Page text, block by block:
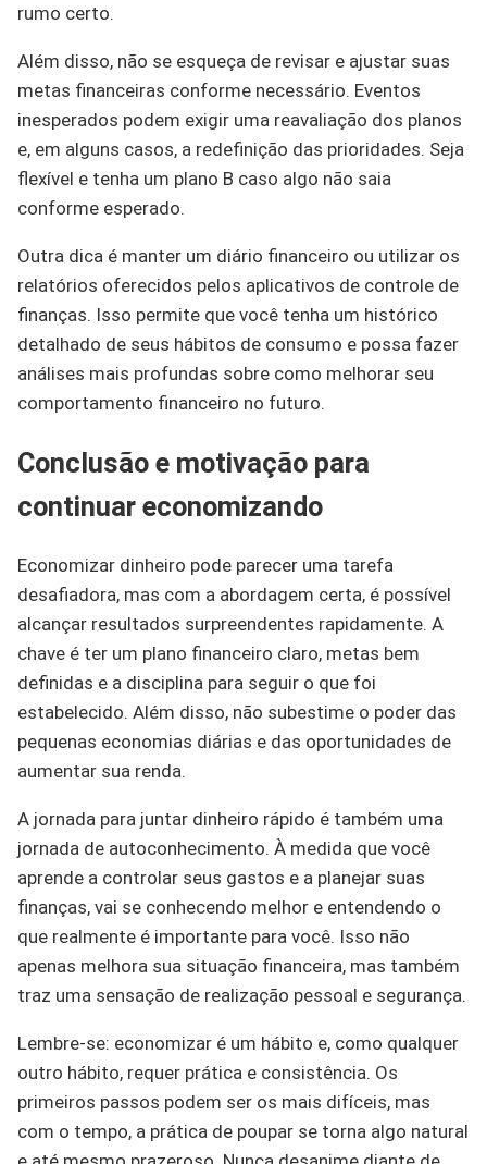
rumo certo.
Além disso, não se esqueça de revisar e ajustar suas
metas financeiras conforme necessário. Eventos
inesperados podem exigir uma reavaliação dos planos
e, em alguns casos, a redefinição das prioridades. Seja
flexível e tenha um plano B caso algo não saia
conforme esperado.
Outra dica é manter um diário financeiro ou utilizar os
relatórios oferecidos pelos aplicativos de controle de
finanças. Isso permite que você tenha um histórico
detalhado de seus hábitos de consumo e possa fazer
análises mais profundas sobre como melhorar seu
comportamento financeiro no futuro.
Conclusão e motivação para
continuar economizando
Economizar dinheiro pode parecer uma tarefa
desafiadora, mas com a abordagem certa, é possível
alcançar resultados surpreendentes rapidamente. A
chave é ter um plano financeiro claro, metas bem
definidas e a disciplina para seguir o que foi
estabelecido. Além disso, não subestime o poder das
pequenas economias diárias e das oportunidades de
aumentar sua renda.
A jornada para juntar dinheiro rápido é também uma
jornada de autoconhecimento. À medida que você
aprende a controlar seus gastos e a planejar suas
finanças, vai se conhecendo melhor e entendendo o
que realmente é importante para você. Isso não
apenas melhora sua situação financeira, mas também
traz uma sensação de realização pessoal e segurança.
Lembre-se: economizar é um hábito e, como qualquer
outro hábito, requer prática e consistência. Os
primeiros passos podem ser os mais difíceis, mas
com o tempo, a prática de poupar se torna algo natural